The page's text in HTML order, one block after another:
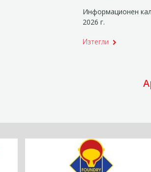
Информационен
2026 г.
Изтегли